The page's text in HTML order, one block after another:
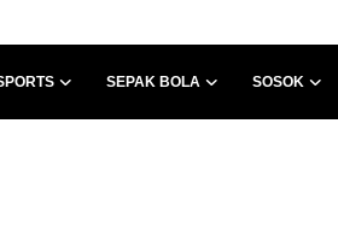
SEPAK BOLA SOSOK